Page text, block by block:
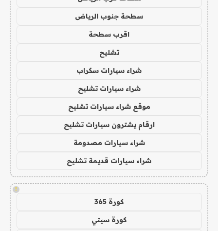
سطحة جنوب الرياض
اقرب سطحة
تشليح
شراء سيارات سكراب
شراء سيارات تشليح
موقع شراء سيارات تشليح
ارقام يشترون سيارات تشليح
شراء سيارات مصدومة
شراء سيارات قديمة تشليح
!
كورة 365
كورة سيتي